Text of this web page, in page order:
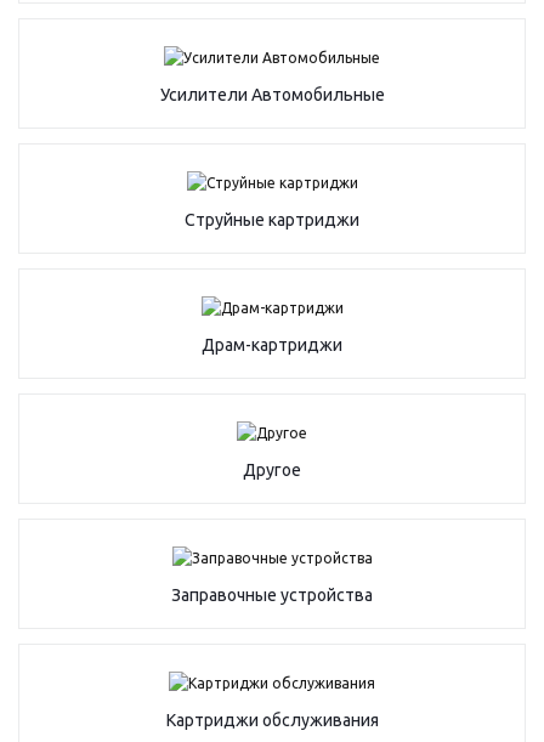
Усилители Автомобильные
Струйные картриджи
Драм-картриджи
Другое
Заправочные устройства
Картриджи обслуживания